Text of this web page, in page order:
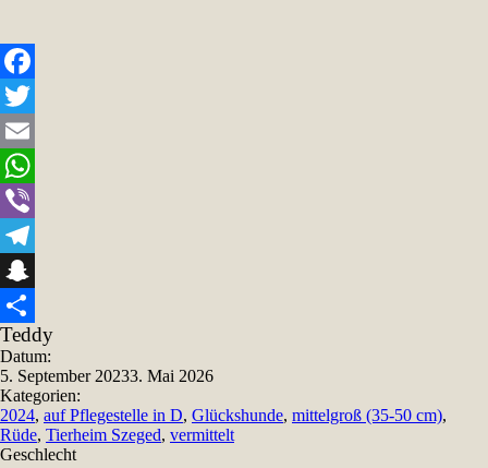
Facebook
Twitter
Email
WhatsApp
Viber
Telegram
Snapchat
Teilen
Teddy
Datum:
5. September 20233. Mai 2026
Kategorien:
2024, auf Pflegestelle in D, Glückshunde, mittelgroß (35-50 cm),
Rüde, Tierheim Szeged, vermittelt
Geschlecht